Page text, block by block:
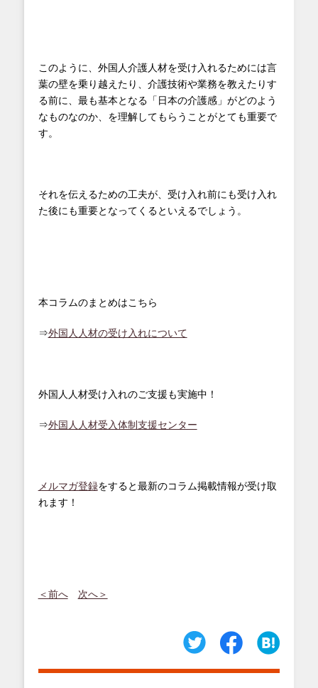
このように、外国人介護人材を受け入れるためには言
葉の壁を乗り越えたり、介護技術や業務を教えたりす
る前に、最も基本となる「日本の介護感」がどのよう
なものなのか、を理解してもらうことがとても重要で
す。
それを伝えるための工夫が、受け入れ前にも受け入れ
た後にも重要となってくるといえるでしょう。
本コラムのまとめはこちら
⇒外国人人材の受け入れについて
外国人人材受け入れのご支援も実施中！
⇒外国人人材受入体制支援センター
メルマガ登録をすると最新のコラム掲載情報が受け取
れます！
＜前へ 次へ＞